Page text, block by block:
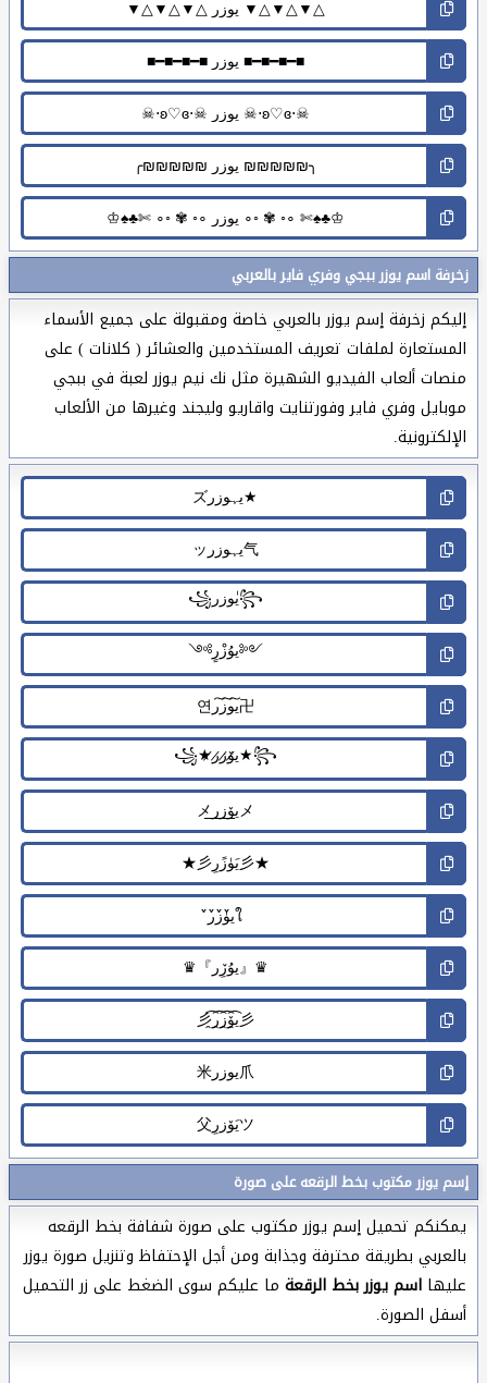
زخرفة اسم يوزر ببجي وفري فاير بالعربي
إليكم زخرفة إسم يوزر بالعربي خاصة ومقبولة على جميع الأسماء
المستعارة لملفات تعريف المستخدمين والعشائر ( كلانات ) على
منصات ألعاب الفيديو الشهيرة مثل نك نيم يوزر لعبة في ببجي
موبايل وفري فاير وفورتنايت واقاريو وليجند وغيرها من الألعاب
الإلكترونية.
إسم يوزر مكتوب بخط الرقعه على صورة
يمكنكم تحميل إسم يوزر مكتوب على صورة شفافة بخط الرقعه
بالعربي بطريقة محترفة وجذابة ومن أجل الإحتفاظ وتنزيل صورة يوزر
عليها اسم يوزر بخط الرقعة ما عليكم سوى الضغط على زر التحميل
أسفل الصورة.